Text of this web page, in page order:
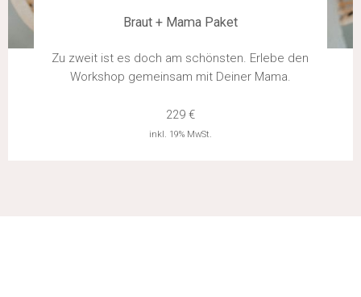
Braut + Mama Paket
Zu zweit ist es doch am schönsten. Erlebe den
Workshop gemeinsam mit Deiner Mama.
229 €
inkl. 19% MwSt.